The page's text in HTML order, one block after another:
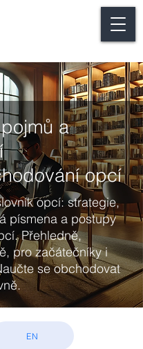
a
opcí
opcí: strategie,
písmena a postupy
Přehledně,
pro začátečníky i
se obchodovat
EN